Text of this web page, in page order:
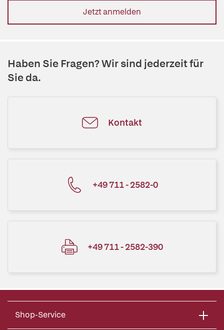
Jetzt anmelden
Haben Sie Fragen? Wir sind jederzeit für
Sie da.
Kontakt
+49 711 - 2582-0
+49 711 - 2582-390
Shop-Service